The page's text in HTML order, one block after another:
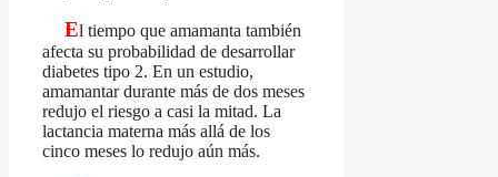
El tiempo que amamanta también
afecta su probabilidad de desarrollar
diabetes tipo 2. En un estudio,
amamantar durante más de dos meses
redujo el riesgo a casi la mitad. La
lactancia materna más allá de los
cinco meses lo redujo aún más.